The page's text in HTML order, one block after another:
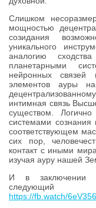
Слишком
мощностью
созидания
уникального
аналогию
планетарными
нейронных связей
элементов ауры
интимная связь
существом.
системами сознания
соответствующем
сих пор,
контакт с иными
изучая ауру нашей
И в заключении
следующий
https://fb.watch/